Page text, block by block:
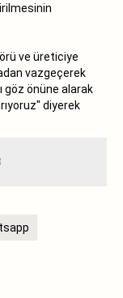
ve üreticiye
vazgeçerek
göz önüne alarak
diyerek